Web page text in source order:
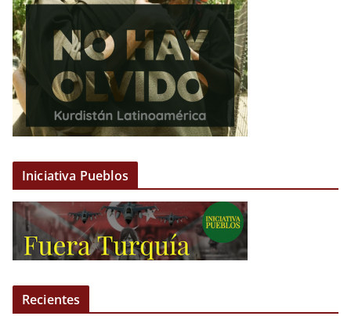
Iniciativa Pueblos
Recientes